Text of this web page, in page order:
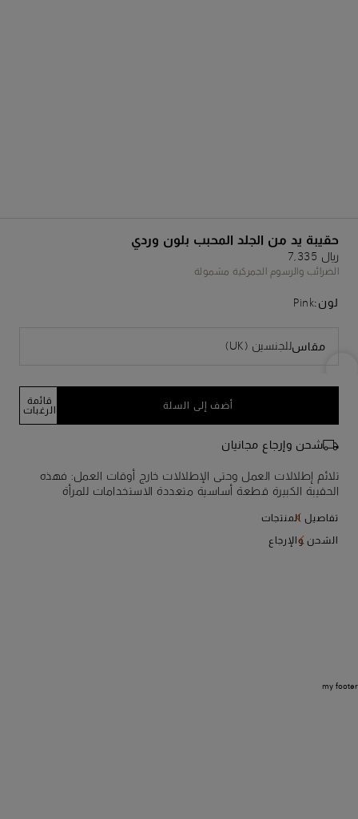
حقيبة يد من الجلد المحبب بلون وردي
﷼ 7,335
الضرائب والرسوم الجمركية مشمولة
لون:Pink
مقاسللجنسين (UK)
أضف إلى السلة
قائمة
الرغبات
شحن وإرجاع مجانيان
تلائم إطلالات العمل وحتى الإطلالات خارج أوقات العمل: فهذه
الحقيبة الكبيرة قطعة أساسية متعددة الاستخدامات للمرأة
لإعطاء سطحها ملمسًا محببًا مميزًا، وتتميز بيد مريحة وحزام كتف
قابل للتعديل لضمان تنوع لانهائي في كل مناسبة. وهي مزوّدة
بحلية مرآة جذابة وجيب داخلي بسحاب.
تفاصيل المنتجات
الشحن والإرجاع
my footer